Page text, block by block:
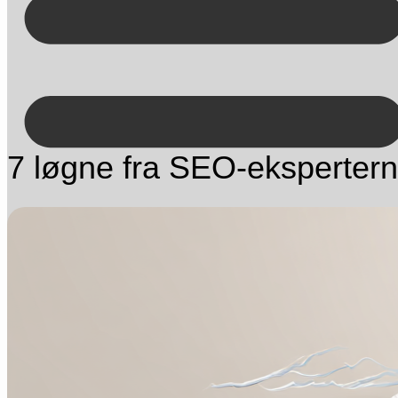
Kontakt på +45 70 13 63 23
7 løgne fra SEO-